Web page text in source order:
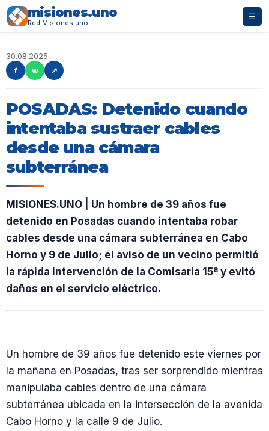
misiones.uno
Red Misiones.uno
☰
30.08.2025
f
w ↗
POSADAS: Detenido cuando
intentaba sustraer cables
desde una cámara
subterránea
MISIONES.UNO | Un hombre de 39 años fue
detenido en Posadas cuando intentaba robar
cables desde una cámara subterránea en Cabo
Horno y 9 de Julio; el aviso de un vecino permitió
la rápida intervención de la Comisaría 15ª y evitó
daños en el servicio eléctrico.
Un hombre de 39 años fue detenido este viernes por
la mañana en Posadas, tras ser sorprendido mientras
manipulaba cables dentro de una cámara
subterránea ubicada en la intersección de la avenida
Cabo Horno y la calle 9 de Julio.